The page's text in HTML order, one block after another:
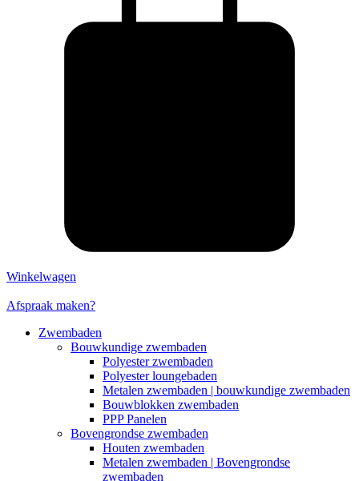
Winkelwagen
Afspraak maken?
Zwembaden
Bouwkundige zwembaden
Polyester zwembaden
Polyester loungebaden
Metalen zwembaden | bouwkundige zwembaden
Bouwblokken zwembaden
PPP Panelen
Bovengrondse zwembaden
Houten zwembaden
Metalen zwembaden | Bovengrondse
zwembaden